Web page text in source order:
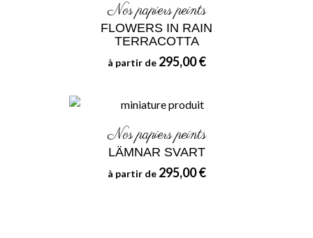
Nos papiers peints
FLOWERS IN RAIN
TERRACOTTA
à partir de 295,00 €
Nos papiers peints
LÄMNAR SVART
à partir de 295,00 €